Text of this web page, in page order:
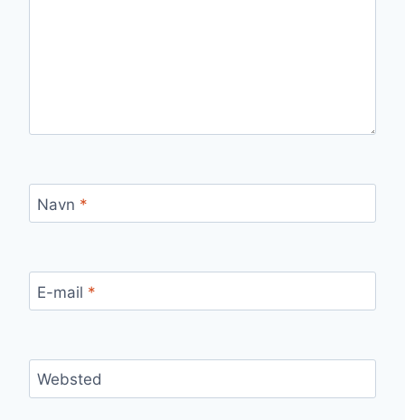
Navn *
E-mail *
Websted